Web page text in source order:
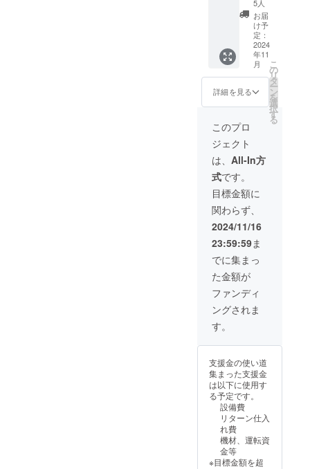
３個
（内容
量 約１
５０g）
======
======
======
======
======
料及び
添加物
等の食
品表示
はお届
け商品
のラベ
ルに表
記され
ます。
商品開
封前に
は必ず
お届け
のリ
ターン
に貼付
された
書きを
ご確認
くださ
い。
ご了承
くださ
い。
使用方
法：来
店時に
チケッ
トをご
提示く
ださ
い。 ・
1000円
いただ
す。お
釣りは
出ませ
んので
ご了承
くださ
い。
際にカ
レーを
作りな
がら、
美味し
くなる
コツや
小話を
しくス
パイス
カレー
の作り
方を学
べま
す。 ス
パイス
カレー
に興味
はある
けど
作った
ことが
ない方
や、カ
レーの
レパー
したい
方など
に向け
た、家
庭で作
るスパ
イスカ
レー入
門編で
す。
［スパ
HAJIK
AMIで
使える
とって
もお得
なお食
事券で
す。 常
連のお
客様向
け！ ・
お礼の
メッ
セージ
・お食
事券
55,000
円分
======
======
======
======
==== ・
有効期
限：発
行から1
年間 ・
提供方
は郵送
りしま
す。 ・
使用方
法：来
店時に
チケッ
提示く
い。 ・
5人
お届
け予
定：
2024
年11
月
詳細を見る
こ
の
リ
タ
ー
ン
を
選
択
す
る
このプロ
ジェクト
は、 All-In方
式です。
目標金額に
関わらず、
2024/11/16
23:59:59ま
でに集まっ
た金額が
ファンディ
ングされま
す。
支援金の使い道
集まった支援金
は以下に使用す
る予定です。
設備費
リターン仕入
れ費
機材、運転資
金等
※目標金額を超